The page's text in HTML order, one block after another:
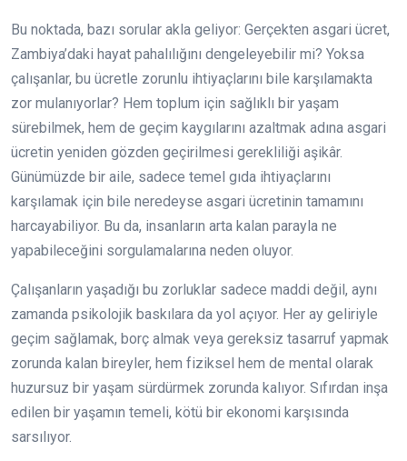
Bu noktada, bazı sorular akla geliyor: Gerçekten asgari ücret,
Zambiya’daki hayat pahalılığını dengeleyebilir mi? Yoksa
çalışanlar, bu ücretle zorunlu ihtiyaçlarını bile karşılamakta
zor mulanıyorlar? Hem toplum için sağlıklı bir yaşam
sürebilmek, hem de geçim kaygılarını azaltmak adına asgari
ücretin yeniden gözden geçirilmesi gerekliliği aşikâr.
Günümüzde bir aile, sadece temel gıda ihtiyaçlarını
karşılamak için bile neredeyse asgari ücretinin tamamını
harcayabiliyor. Bu da, insanların arta kalan parayla ne
yapabileceğini sorgulamalarına neden oluyor.
Çalışanların yaşadığı bu zorluklar sadece maddi değil, aynı
zamanda psikolojik baskılara da yol açıyor. Her ay geliriyle
geçim sağlamak, borç almak veya gereksiz tasarruf yapmak
zorunda kalan bireyler, hem fiziksel hem de mental olarak
huzursuz bir yaşam sürdürmek zorunda kalıyor. Sıfırdan inşa
edilen bir yaşamın temeli, kötü bir ekonomi karşısında
sarsılıyor.